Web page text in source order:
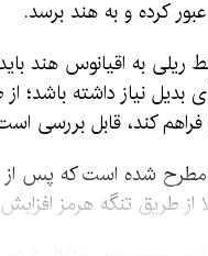
کرده و به هند برسد.
ریلی به اقیانوس هند
بدیل نیاز داشته باشد؛
کند، قابل بررسی
شده است که پس از
از طریق تنگه هرمز